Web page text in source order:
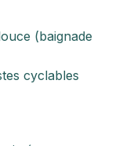
(baignade
cyclables